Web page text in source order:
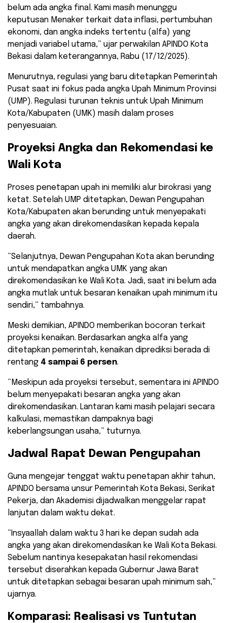
belum ada angka final. Kami masih menunggu
keputusan Menaker terkait data inflasi, pertumbuhan
ekonomi, dan angka indeks tertentu (alfa) yang
menjadi variabel utama,” ujar perwakilan APINDO Kota
Bekasi dalam keterangannya, Rabu (17/12/2025).
​Menurutnya, regulasi yang baru ditetapkan Pemerintah
Pusat saat ini fokus pada angka Upah Minimum Provinsi
(UMP). Regulasi turunan teknis untuk Upah Minimum
Kota/Kabupaten (UMK) masih dalam proses
penyesuaian.
​Proyeksi Angka dan Rekomendasi ke
Wali Kota
​Proses penetapan upah ini memiliki alur birokrasi yang
ketat. Setelah UMP ditetapkan, Dewan Pengupahan
Kota/Kabupaten akan berunding untuk menyepakati
angka yang akan direkomendasikan kepada kepala
daerah.
​”Selanjutnya, Dewan Pengupahan Kota akan berunding
untuk mendapatkan angka UMK yang akan
direkomendasikan ke Wali Kota. Jadi, saat ini belum ada
angka mutlak untuk besaran kenaikan upah minimum itu
sendiri,” tambahnya.
​Meski demikian, APINDO memberikan bocoran terkait
proyeksi kenaikan. Berdasarkan angka alfa yang
ditetapkan pemerintah, kenaikan diprediksi berada di
rentang 4 sampai 6 persen.
​”Meskipun ada proyeksi tersebut, sementara ini APINDO
belum menyepakati besaran angka yang akan
direkomendasikan. Lantaran kami masih pelajari secara
kalkulasi, memastikan dampaknya bagi
keberlangsungan usaha,” tuturnya.
​Jadwal Rapat Dewan Pengupahan
​Guna mengejar tenggat waktu penetapan akhir tahun,
APINDO bersama unsur Pemerintah Kota Bekasi, Serikat
Pekerja, dan Akademisi dijadwalkan menggelar rapat
lanjutan dalam waktu dekat.
​”Insyaallah dalam waktu 3 hari ke depan sudah ada
angka yang akan direkomendasikan ke Wali Kota Bekasi.
Sebelum nantinya kesepakatan hasil rekomendasi
tersebut diserahkan kepada Gubernur Jawa Barat
untuk ditetapkan sebagai besaran upah minimum sah,”
ujarnya.
​Komparasi: Realisasi vs Tuntutan